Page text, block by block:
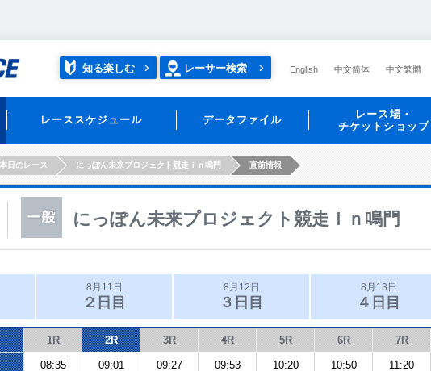
知る楽しむ レーサー検索 English 中文简体 中文繁體
レーススケジュール データファイル
レース場・
チケットショップ
本日のレース にっぽん未来プロジェクト競走ｉｎ鳴門 直前情報
にっぽん未来プロジェクト競走ｉｎ鳴門
8月11日
２日目
8月12日
３日目
8月13日
４日目
1R 2R 3R 4R 5R 6R 7R
08:35 09:01 09:27 09:53 10:20 10:50 11:20